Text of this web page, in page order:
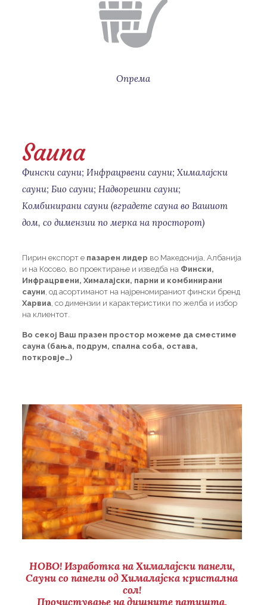
Опрема
Sauna
Фински сауни; Инфрацрвени сауни; Хималајски
сауни; Био сауни; Надворешни сауни;
Комбинирани сауни (вградете сауна во Вашиот
дом, со димензии по мерка на просторот)
Пирин експорт е пазарен лидер во Македонија, Албанија
и на Косово, во проектирање и изведба на Фински,
Инфрацрвени, Хималајски, парни и комбинирани
сауни, од асортиманот на најреномираниот фински бренд
Харвиа, со димензии и карактеристики по желба и избор
на клиентот.
Во секој Ваш празен простор можеме да сместиме
сауна (бања, подрум, спална соба, остава,
поткровје…)
НОВО! Изработка на Хималајски панели,
Сауни со панели од Хималајска кристална
сол!
Прочистување на дишните патишта,